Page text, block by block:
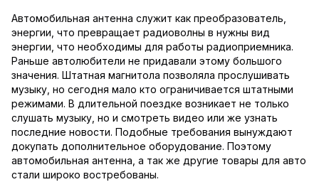
Автомобильная антенна служит как преобразователь,
энергии, что превращает радиоволны в нужны вид
энергии, что необходимы для работы радиоприемника.
Раньше автолюбители не придавали этому большого
значения. Штатная магнитола позволяла прослушивать
музыку, но сегодня мало кто ограничивается штатными
режимами. В длительной поездке возникает не только
слушать музыку, но и смотреть видео или же узнать
последние новости. Подобные требования вынуждают
докупать дополнительное оборудование. Поэтому
автомобильная антенна, а так же другие товары для авто
стали широко востребованы.